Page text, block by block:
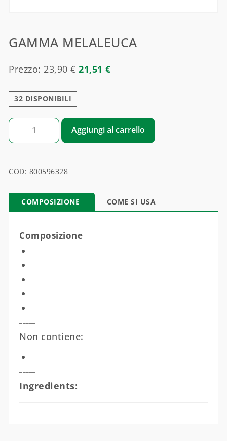
GAMMA MELALEUCA
Prezzo:23,90€ 21,51€
32 DISPONIBILI
GAMMA MELALEUCA quantità
Aggiungi al carrello
COD: 800596328
COMPOSIZIONE COME SI USA
Composizione
Non contiene:
Ingredients: